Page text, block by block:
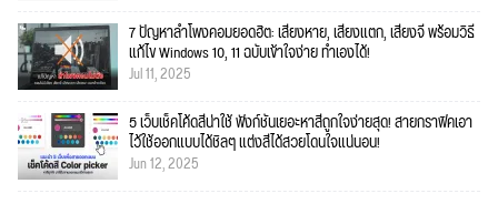
7 ปัญหาลำโพงคอมยอดฮิต: เสียงหาย, เสียงแตก, เสียงจี่ พร้อมวิธี
แก้ไข Windows 10, 11 ฉบับเข้าใจง่าย ทำเองได้!
Jul 11, 2025
5 เว็บเช็คโค้ดสีน่าใช้ ฟังก์ชั่นเยอะหาสีถูกใจง่ายสุด! สายกราฟิคเอา
ไว้ใช้ออกแบบได้ชิลๆ แต่งสีได้สวยโดนใจแน่นอน!
Jun 12, 2025